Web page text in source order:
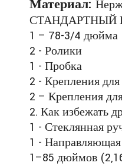
Материал:
СТАНДАРТНЫЙ
1 – 78-3/4 дюйма
2 - Ролики
1 - Пробка
2 - Крепления
2 – Крепления
2. Как избежать
1 - Стеклянная
1 -
1–85 дюймов